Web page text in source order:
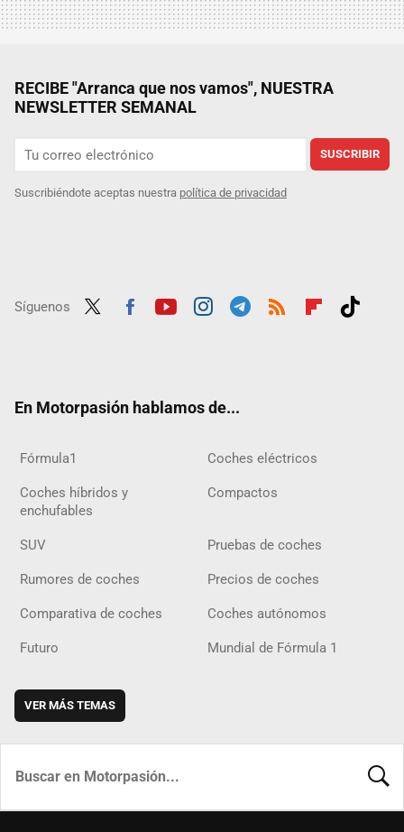
RECIBE "Arranca que nos vamos", NUESTRA
NEWSLETTER SEMANAL
SUSCRIBIR
Suscribiéndote aceptas nuestra política de privacidad
Síguenos
En Motorpasión hablamos de...
Fórmula1 Coches eléctricos
Coches híbridos y
enchufables
Compactos
SUV Pruebas de coches
Rumores de coches Precios de coches
Comparativa de coches Coches autónomos
Futuro Mundial de Fórmula 1
VER MÁS TEMAS